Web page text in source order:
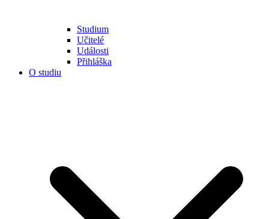
Studium
Učitelé
Události
Přihláška
O studiu